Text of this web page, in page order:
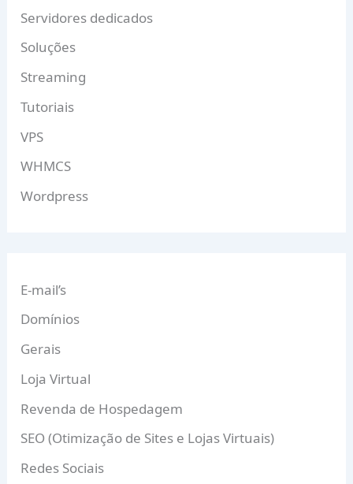
Servidores dedicados
Soluções
Streaming
Tutoriais
VPS
WHMCS
Wordpress
E-mail’s
Domínios
Gerais
Loja Virtual
Revenda de Hospedagem
SEO (Otimização de Sites e Lojas Virtuais)
Redes Sociais